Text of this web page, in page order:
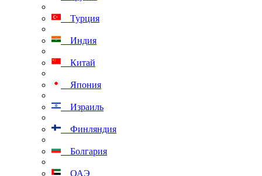
Турция
Индия
Китай
Япония
Израиль
Финляндия
Болгария
ОАЭ